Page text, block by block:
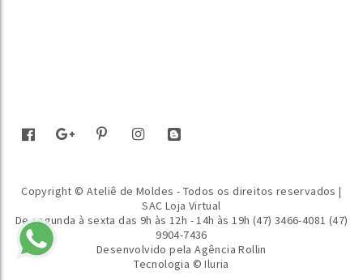
Copyright © Ateliê de Moldes - Todos os direitos reservados |
SAC Loja Virtual
De segunda à sexta das 9h às 12h - 14h às 19h (47) 3466-4081 (47)
9904-7436
Desenvolvido pelaAgência Rollin
Tecnologia © Iluria